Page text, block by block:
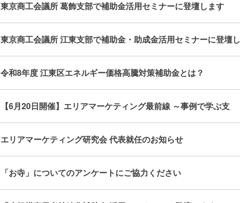
東京商工会議所 葛飾支部で補助金活用セミナーに登壇します
東京商工会議所 江東支部で補助金・助成金活用セミナーに登壇し
令和8年度 江東区エネルギー価格高騰対策補助金とは？
【6月20日開催】エリアマーケティング最前線 ～事例で学ぶ支
エリアマーケティング研究会 代表就任のお知らせ
「お寺」についてのアンケートにご協力ください